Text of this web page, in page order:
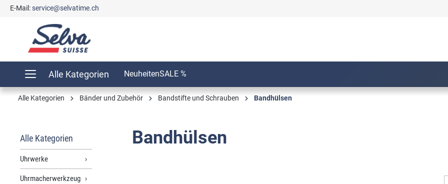
Zur Hauptnavigation springen
E-Mail:service@selvatime.ch
Alle Kategorien NeuheitenSALE %
Alle Kategorien Bänder und Zubehör Bandstifte und Schrauben Bandhülsen
Alle Kategorien
Uhrwerke
Uhrmacherwerkzeug
Bandhülsen